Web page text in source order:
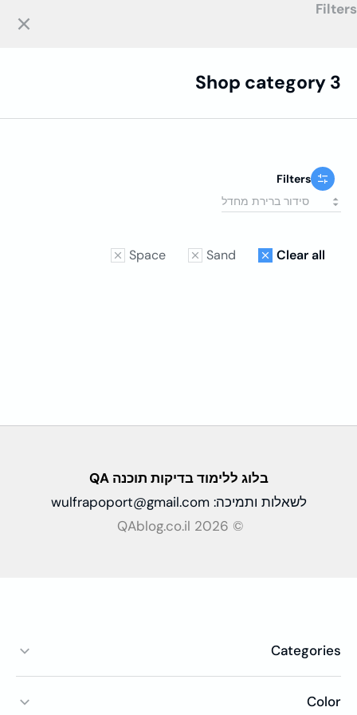
לתוכן
Shop category 3
Filters
Clear all
Sand
Space
בלוג ללימוד בדיקות תוכנה QA
לשאלות ותמיכה:wulfrapoport@gmail.com
© QAblog.co.il 2026
Filters
Categories
Color